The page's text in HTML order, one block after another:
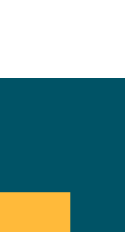
Vai alla pagina della